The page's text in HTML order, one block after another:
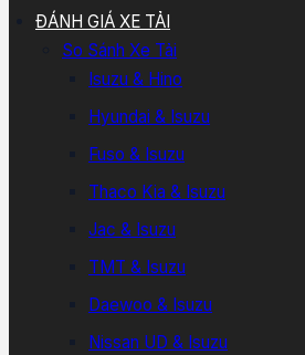
ĐÁNH GIÁ XE TẢI
So Sánh Xe Tải
Isuzu & Hino
Hyundai & Isuzu
Fuso & Isuzu
Thaco Kia & Isuzu
Jac & Isuzu
TMT & Isuzu
Daewoo & Isuzu
Nissan UD & Isuzu